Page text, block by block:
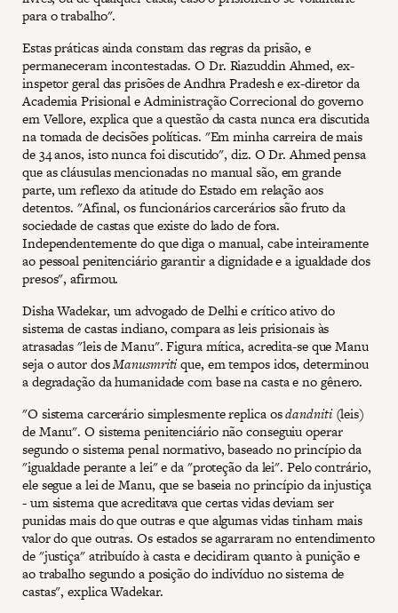
para o trabalho".
Estas práticas ainda constam das regras da prisão, e
permaneceram incontestadas. O Dr. Riazuddin Ahmed, ex-
inspetor geral das prisões de Andhra Pradesh e ex-diretor da
Academia Prisional e Administração Correcional do governo
em Vellore, explica que a questão da casta nunca era discutida
na tomada de decisões políticas. "Em minha carreira de mais
de 34 anos, isto nunca foi discutido", diz. O Dr. Ahmed pensa
que as cláusulas mencionadas no manual são, em grande
parte, um reflexo da atitude do Estado em relação aos
detentos. "Afinal, os funcionários carcerários são fruto da
sociedade de castas que existe do lado de fora.
Independentemente do que diga o manual, cabe inteiramente
ao pessoal penitenciário garantir a dignidade e a igualdade dos
presos", afirmou.
Disha Wadekar, um advogado de Delhi e crítico ativo do
sistema de castas indiano, compara as leis prisionais às
atrasadas "leis de Manu". Figura mítica, acredita-se que Manu
seja o autor dosManusmritique, em tempos idos, determinou
a degradação da humanidade com base na casta e no gênero.
"O sistema carcerário simplesmente replica osdandniti(leis)
de Manu". O sistema penitenciário não conseguiu operar
segundo o sistema penal normativo, baseado no princípio da
"igualdade perante a lei" e da "proteção da lei". Pelo contrário,
ele segue a lei de Manu, que se baseia no princípio da injustiça
- um sistema que acreditava que certas vidas deviam ser
punidas mais do que outras e que algumas vidas tinham mais
valor do que outras. Os estados se agarraram no entendimento
de "justiça" atribuído à casta e decidiram quanto à punição e
ao trabalho segundo a posição do indivíduo no sistema de
castas", explica Wadekar.